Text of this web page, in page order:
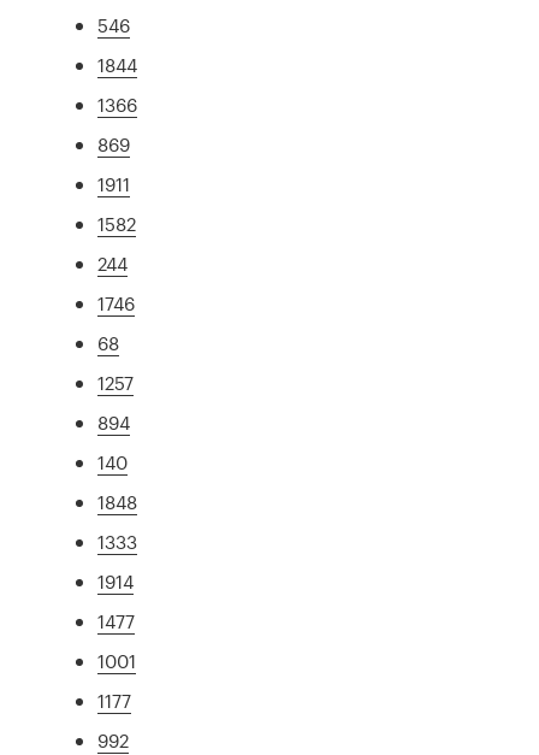
546
1844
1366
869
1911
1582
244
1746
68
1257
894
140
1848
1333
1914
1477
1001
1177
992